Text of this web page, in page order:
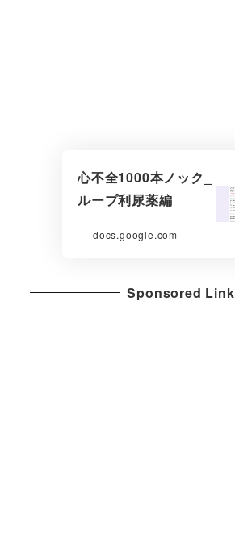
心不全1000本ノック_
ループ利尿薬編
docs.google.com
Sponsored Link